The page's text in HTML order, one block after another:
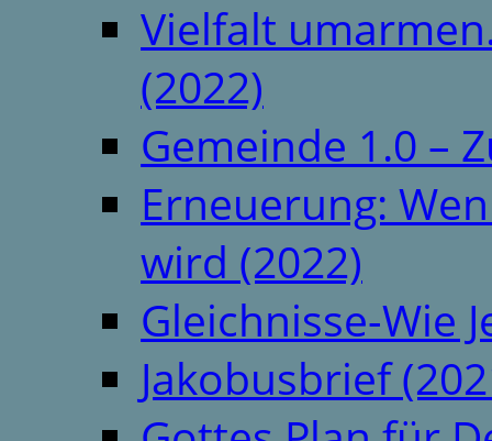
Vielfalt
(2022)
Gemeinde 1.0 –
Erneuerung:
wird (2022)
Gleichnisse-Wie
Jakobusbrief